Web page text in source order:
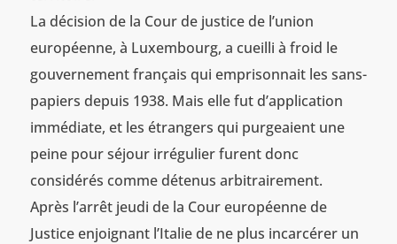
La décision de la Cour de justice de l’union
européenne, à Luxembourg, a cueilli à froid le
gouvernement français qui emprisonnait les sans-
papiers depuis 1938. Mais elle fut d’application
immédiate, et les étrangers qui purgeaient une
peine pour séjour irrégulier furent donc
considérés comme détenus arbitrairement.
Après l’arrêt jeudi de la Cour européenne de
Justice enjoignant l’Italie de ne plus incarcérer un